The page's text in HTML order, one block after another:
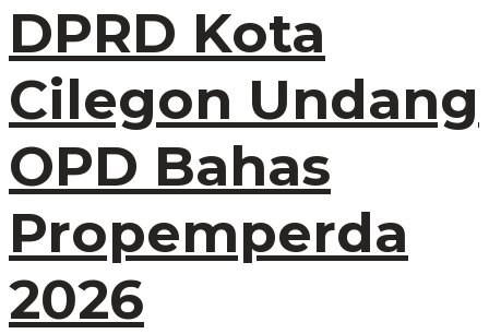
DPRD Kota
Cilegon Undang
OPD Bahas
Propemperda
2026